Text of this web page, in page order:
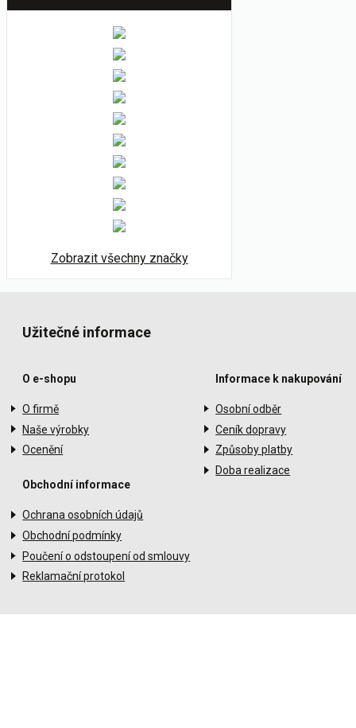
Zobrazit všechny značky
Užitečné informace
O e-shopu
O firmě
Naše výrobky
Ocenění
Obchodní informace
Ochrana osobních údajů
Obchodní podmínky
Poučení o odstoupení od smlouvy
Reklamační protokol
Informace k nakupování
Osobní odběr
Ceník dopravy
Způsoby platby
Doba realizace